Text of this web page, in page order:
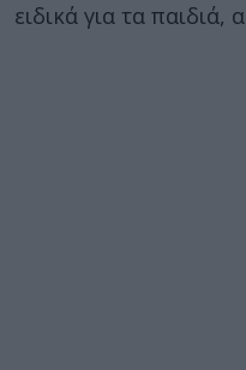
ειδικά για τα παιδιά,